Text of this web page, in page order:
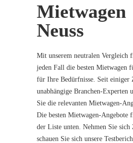
Mietwagen
Neuss
Mit unserem neutralen Vergleich
jeden Fall die besten Mietwagen
für Ihre Bedürfnisse. Seit einiger
unabhängige Branchen-Experten
Sie die relevanten Mietwagen-
Die besten Mietwagen-Angebote
der Liste unten. Nehmen Sie sich
schauen Sie sich unsere